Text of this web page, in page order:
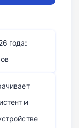
года:
и